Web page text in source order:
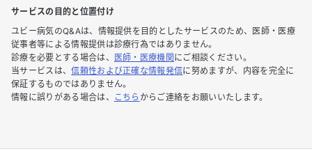
サービスの目的と位置付け
ユビー病気のQ&Aは、情報提供を目的としたサービスのため、医師・医療
従事者等による情報提供は診療行為ではありません。
診療を必要とする場合は、
医師・医療機関 にご相談ください。
当サービスは、信頼性および正確な情報発信に努めますが、内容を完全に
保証するものではありません。
情報に誤りがある場合は、
こちら からご連絡をお願いいたします。